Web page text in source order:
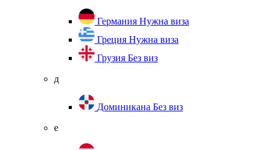
Германия Нужна виза
Греция Нужна виза
Грузия Без виз
д
Доминикана Без виз
е